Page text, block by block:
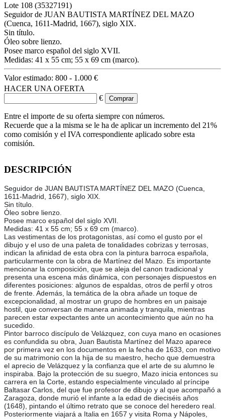
Lote 108 (35327191)
Seguidor de JUAN BAUTISTA MARTÍNEZ DEL MAZO
(Cuenca, 1611-Madrid, 1667), siglo XIX.
Sin título.
Óleo sobre lienzo.
Posee marco español del siglo XVII.
Medidas: 41 x 55 cm; 55 x 69 cm (marco).
Valor estimado: 800 - 1.000 €
HACER UNA OFERTA
€
Entre el importe de su oferta siempre con números.
Recuerde que a la misma se le ha de aplicar un incremento del 21%
como comisión y el IVA correspondiente aplicado sobre esta
comisión.
DESCRIPCIÓN
Seguidor de JUAN BAUTISTA MARTÍNEZ DEL MAZO (Cuenca,
1611-Madrid, 1667), siglo XIX.
Sin título.
Óleo sobre lienzo.
Posee marco español del siglo XVII.
Medidas: 41 x 55 cm; 55 x 69 cm (marco).
Las vestimentas de los protagonistas, así como el gusto por el
dibujo y el uso de una paleta de tonalidades cobrizas y terrosas,
indican la afinidad de esta obra con la pintura barroca española,
particularmente con la obra de Martínez del Mazo. Es importante
mencionar la composición, que se aleja del canon tradicional y
presenta una escena más dinámica, con personajes dispuestos en
diferentes posiciones: algunos de espaldas, otros de perfil y otros
de frente. Además, la temática de la obra añade un toque de
excepcionalidad, al mostrar un grupo de hombres en un paisaje
hostil, que conversan de manera animada y tranquila, mientras
parecen estar expectantes ante un acontecimiento que aún no ha
sucedido.
Pintor barroco discípulo de Velázquez, con cuya mano en ocasiones
es confundida su obra, Juan Bautista Martínez del Mazo aparece
por primera vez en los documentos en la fecha de 1633, con motivo
de su matrimonio con la hija de su maestro, hecho que demuestra
el aprecio de Velázquez y la confianza que el arte de su alumno le
inspiraba. Bajo la protección de su suegro, Mazo inicia entonces su
carrera en la Corte, estando especialmente vinculado al príncipe
Baltasar Carlos, del que fue profesor de dibujo y al que acompañó a
Zaragoza, donde murió el infante a la edad de dieciséis años
(1648), pintando el último retrato que se conoce del heredero real.
Posteriormente viajará a Italia en 1657 y visita Roma y Nápoles,